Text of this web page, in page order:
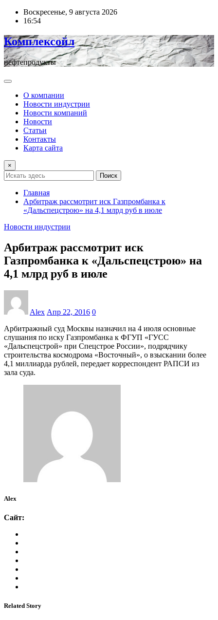
ПерейтиВоскресенье, 9 августа 2026
16:54
Комплексойл
нефтепродукты
О компании
Новости индустрии
Новости компаний
Новости
Статьи
Контакты
Карта сайта
×
Поиск
Главная
Арбитраж рассмотрит иск Газпромбанка к
«Дальспецстрою» на 4,1 млрд руб в июле
Новости индустрии
Арбитраж рассмотрит иск
Газпромбанка к «Дальспецстрою» на
4,1 млрд руб в июле
Alex Апр 22, 2016 0
Арбитражный суд Москвы назначил на 4 июля основные
слушания по иску Газпромбанка к ФГУП «ГУСС
«Дальспецстрой» при Спецстрое России», подрядчику
строительства космодрома «Восточный», о взыскании более
4,1 миллиарда рублей, передает корреспондент РАПСИ из
зала суда.
Alex
Сайт:
Related Story